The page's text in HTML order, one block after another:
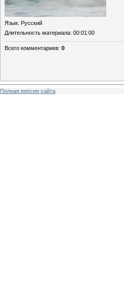
Язык: Русский
Длительность материала: 00:01:00
Всего комментариев: 0
Полная версия сайта